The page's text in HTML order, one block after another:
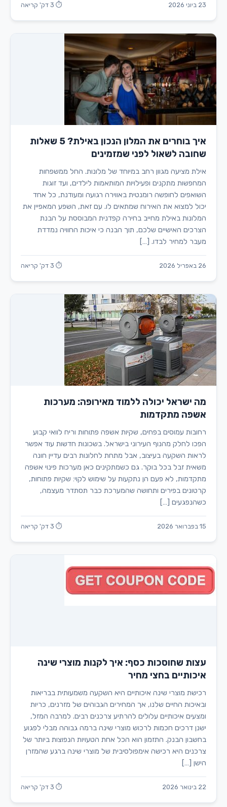
23 ביוני 2026 ⏱ 3 דק' קריאה
איך בוחרים את המלון הנכון באילת? 5 שאלות
שחובה לשאול לפני שמזמינים
אילת מציעה מגוון רחב במיוחד של מלונות. החל ממשפחות
המחפשות מתקנים ופעילויות המותאמות לילדים, ועד זוגות
השואפים לחופשה רומנטית באווירה רגועה ומעודנת, כל אחד
יכול למצוא את האירוח שמתאים לו. עם זאת, השפע המאפיין את
המלונות באילת מחייב בחירה קפדנית המבוססת על הבנת
הצרכים האישיים שלכם, תוך הבנה כי איכות החוויה נמדדת
מעבר למחיר לבדו. […]
26 באפריל 2026 ⏱ 3 דק' קריאה
מה ישראל יכולה ללמוד מאירופה: מערכות
אשפה מתקדמות
רחובות עמוסים בפחים, שקיות אשפה פתוחות וריח לוואי קבוע
הפכו לחלק מהנוף העירוני בישראל. בשכונות חדשות עוד אפשר
לראות השקעה בעיצוב, אבל מתחת לחלונות רבים עדיין חונה
משאית זבל בכל בוקר. גם כשמתקינים כאן מערכות פינוי אשפה
מתקדמות, לא פעם הן נתקעות על שימוש לקוי: שקיות פתוחות,
קרטונים בפירים ותחושה שהמערכת כבר תסתדר מעצמה,
כשהנפגעים […]
15 בפברואר 2026 ⏱ 3 דק' קריאה
עצות שחוסכות כסף: איך לקנות מוצרי שינה
איכותיים בחצי מחיר
רכישת מוצרי שינה איכותיים היא השקעה משמעותית בבריאות
ובאיכות החיים שלנו, אך המחירים הגבוהים של מזרנים, כריות
ומצעים איכותיים עלולים להרתיע צרכנים רבים. למרבה המזל,
ישנן דרכים חכמות לרכוש מוצרי שינה ברמה גבוהה מבלי לפגוע
בחשבון הבנק. התזמון הוא הכל אחת הטעויות הנפוצות ביותר של
צרכנים היא רכישה אימפולסיבית של מוצרי שינה ברגע שהמזרן
הישן […]
22 בינואר 2026 ⏱ 3 דק' קריאה